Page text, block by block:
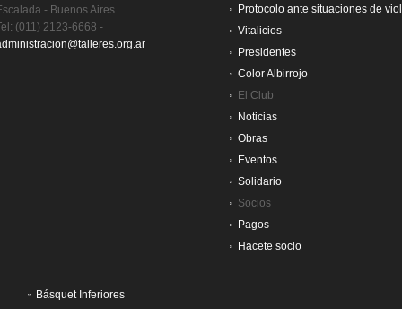
- Buenos Aires
(011) 2123-6668 -
Protocolo ante situaciones de
Vitalicios
Presidentes
Color Albirrojo
El Club
Noticias
Obras
Eventos
Solidario
Socios
Pagos
Hacete socio
Básquet Inferiores